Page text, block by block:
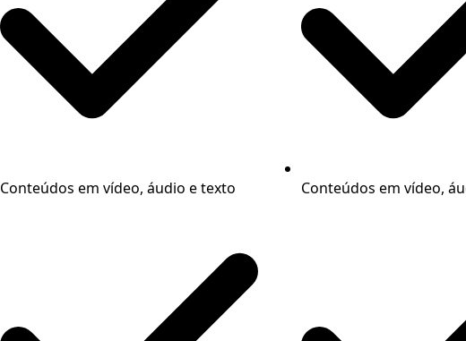
Conteúdos em vídeo, áudio e texto Conteúdos em vídeo,